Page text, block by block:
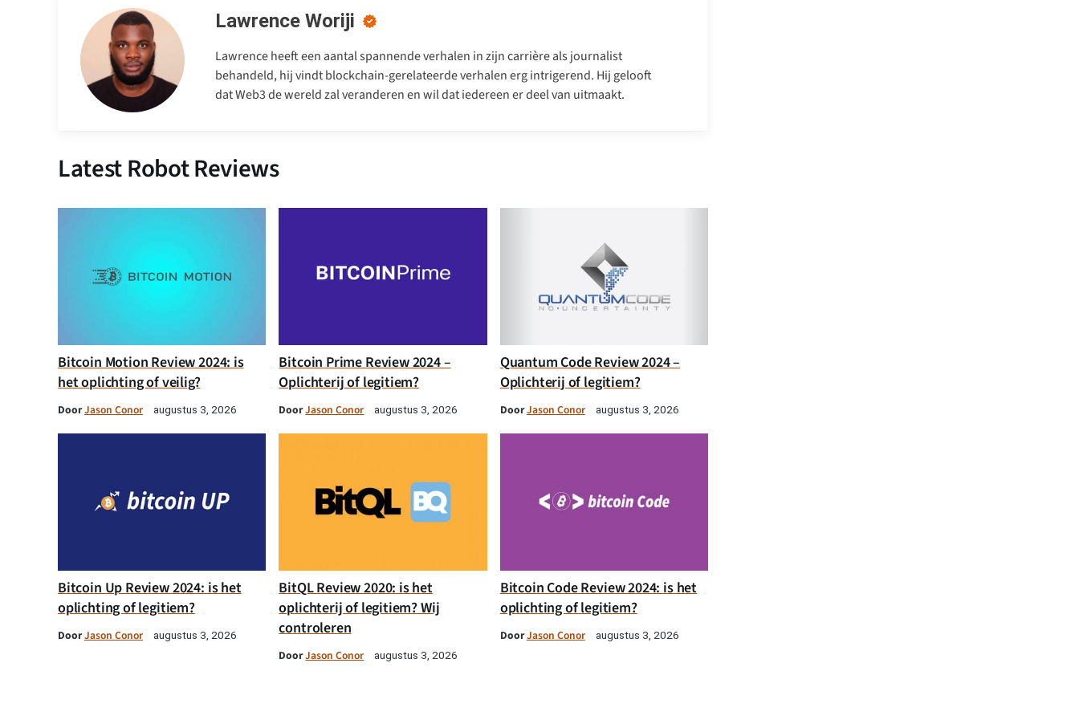
Lawrence Woriji
Lawrence heeft een aantal spannende verhalen in zijn carrière als journalist
behandeld, hij vindt blockchain-gerelateerde verhalen erg intrigerend. Hij gelooft
dat Web3 de wereld zal veranderen en wil dat iedereen er deel van uitmaakt.
Latest Robot Reviews
Bitcoin Motion Review 2024: is
het oplichting of veilig?
DoorJason Conor augustus 3, 2026
Bitcoin Prime Review 2024 –
Oplichterij of legitiem?
DoorJason Conor augustus 3, 2026
Quantum Code Review 2024 –
Oplichterij of legitiem?
DoorJason Conor augustus 3, 2026
Bitcoin Up Review 2024: is het
oplichting of legitiem?
DoorJason Conor augustus 3, 2026
BitQL Review 2020: is het
oplichterij of legitiem? Wij
controleren
DoorJason Conor augustus 3, 2026
Bitcoin Code Review 2024: is het
oplichting of legitiem?
DoorJason Conor augustus 3, 2026